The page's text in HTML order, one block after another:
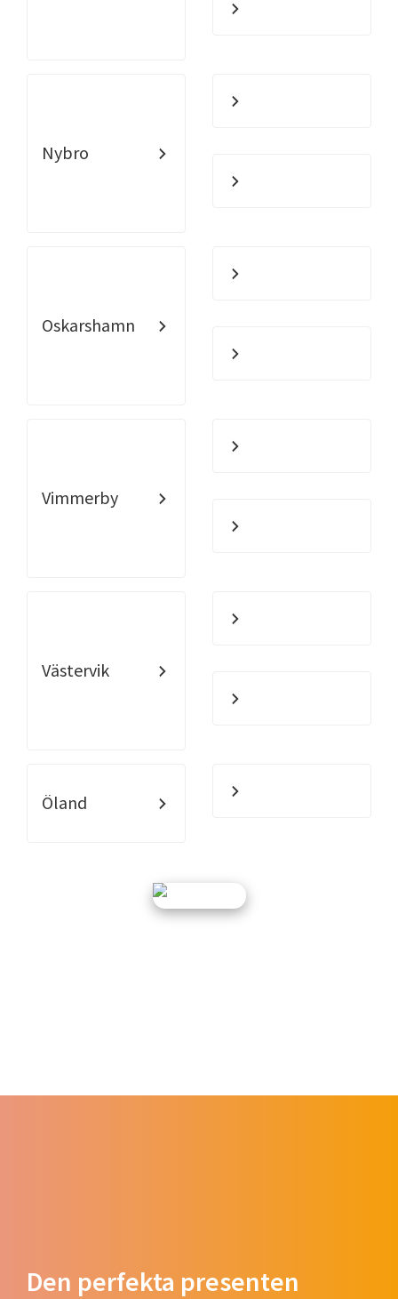
Nybro
Oskarshamn
Vimmerby
Västervik
Öland
Den perfekta presenten